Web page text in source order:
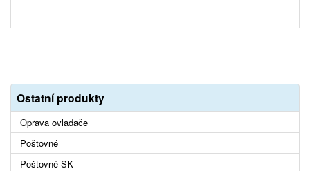
Ostatní produkty
Oprava ovladače
Poštovné
Poštovné SK